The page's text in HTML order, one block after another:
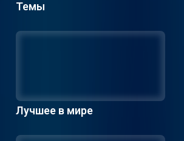
Темы
Лучшее в мире